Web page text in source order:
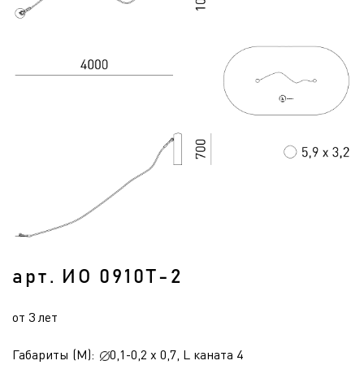
арт. ИО 0910Т-2
от 3 лет
Габариты (М): 0,1-0,2 x 0,7, L каната 4